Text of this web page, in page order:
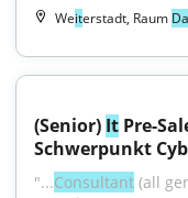
Weiterstadt, Raum
(Senior) It Pre-
Schwerpunkt
"...Consultant (all